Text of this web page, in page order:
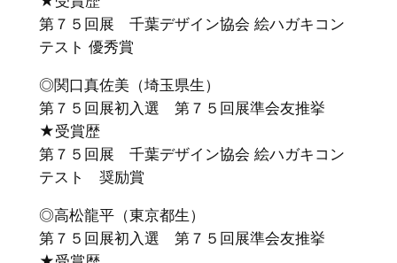
第７５回展 千葉デザイン協会 絵ハガキコン
テスト 優秀賞
◎関口真佐美（埼玉県生）
第７５回展初入選 第７５回展準会友推挙
★受賞歴
第７５回展 千葉デザイン協会 絵ハガキコン
テスト 奨励賞
◎高松龍平（東京都生）
第７５回展初入選 第７５回展準会友推挙